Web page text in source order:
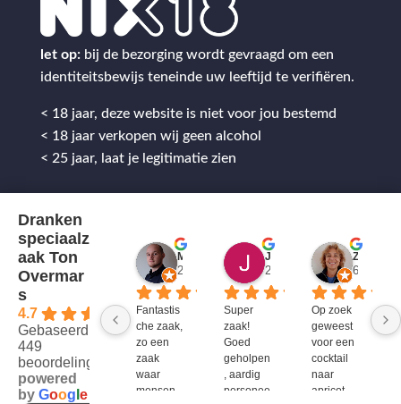
let op: bij de bezorging wordt gevraagd om een
identiteitsbewijs teneinde uw leeftijd te verifiëren.
< 18 jaar, deze website is niet voor jou bestemd
< 18 jaar verkopen wij geen alcohol
< 25 jaar, laat je legitimatie zien
Dranken
speciaalz
aak Ton
Overmar
s
4.7
Gebaseerd op
449
beoordelingen
powered
by Goog e
2 jaar geleden
Fantastis
che zaak,
zo een
zaak
waar
mensen
2 jaar geleden
Super
zaak!
Goed
geholpen
, aardig
personee
6 jaar
Op zoek
geweest
voor een
cocktail
naar
apricot